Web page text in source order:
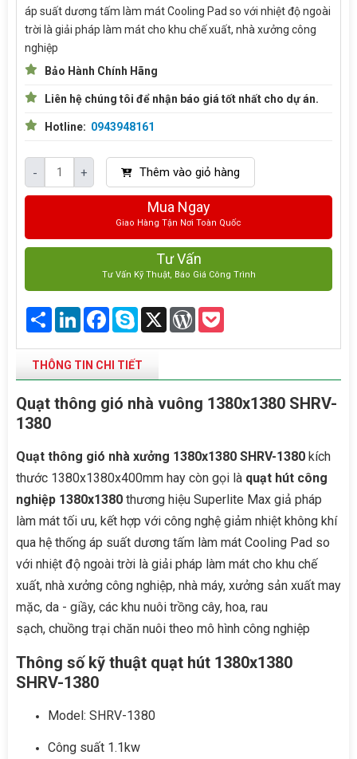
áp suất dương tấm làm mát Cooling Pad so với nhiệt độ ngoài
trời là giải pháp làm mát cho khu chế xuất, nhà xưởng công
nghiệp
Bảo Hành Chính Hãng
Liên hệ chúng tôi để nhận báo giá tốt nhất cho dự án.
Hotline: 0943948161
- + Thêm vào giỏ hàng
Mua Ngay
Giao Hàng Tận Nơi Toàn Quốc
Tư Vấn
Tư Vấn Kỹ Thuật, Báo Giá Công Trình
Share LinkedInFacebook
Skype X WordPress
THÔNG TIN CHI TIẾT
Quạt thông gió nhà vuông 1380x1380 SHRV-
1380
Quạt thông gió nhà xưởng 1380x1380 SHRV-1380 kích
thước 1380x1380x400mm hay còn gọi là quạt hút công
nghiệp 1380x1380 thương hiệu Superlite Max giả pháp
làm mát tối ưu, kết hợp với công nghệ giảm nhiệt không khí
qua hệ thống áp suất dương tấm làm mát Cooling Pad so
với nhiệt độ ngoài trời là giải pháp làm mát cho khu chế
xuất, nhà xưởng công nghiệp, nhà máy, xưởng sản xuất may
mặc, da - giầy, các khu nuôi trồng cây, hoa, rau
sạch, chuồng trại chăn nuôi theo mô hình công nghiệp
Thông số kỹ thuật quạt hút 1380x1380
SHRV-1380
Model: SHRV-1380
Công suất 1.1kw